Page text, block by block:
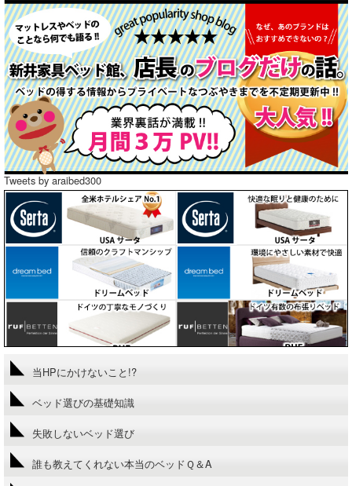
Tweets by araibed300
当HPにかけないこと!?
ベッド選びの基礎知識
失敗しないベッド選び
誰も教えてくれない本当のベッドＱ＆A